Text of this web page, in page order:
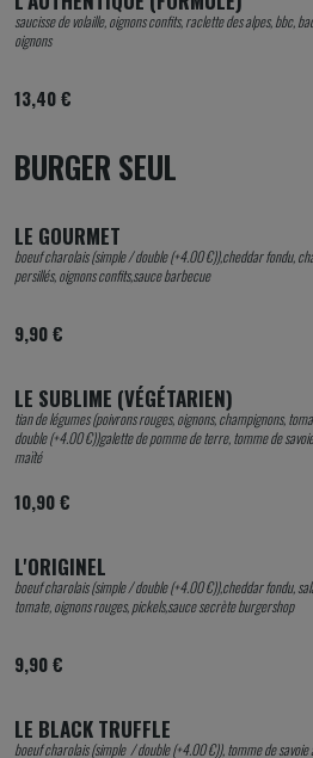
saucisse de volaille, oignons confits, raclette des alpes, bbc,
oignons
13,40 €
BURGER SEUL
LE GOURMET
boeuf charolais (simple / double (+4.00 €)),cheddar fondu,
persillés, oignons confits,sauce barbecue
9,90 €
LE SUBLIME (VÉGÉTARIEN)
tian de légumes (poivrons rouges, oignons, champignons,
double (+4.00 €))galette de pomme de terre, tomme de
maïté
10,90 €
L'ORIGINEL
boeuf charolais (simple / double (+4.00 €)),cheddar fondu,
tomate, oignons rouges, pickels,sauce secrète burgershop
9,90 €
LE BLACK TRUFFLE
boeuf charolais (simple / double (+4.00 €)), tomme de savoie